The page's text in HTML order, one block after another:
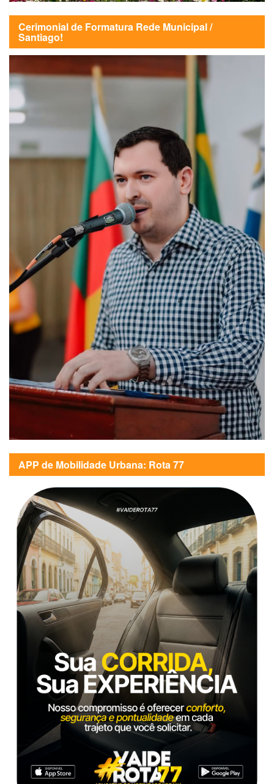
Cerimonial de Formatura Rede Municipal /
Santiago!
APP de Mobilidade Urbana: Rota 77